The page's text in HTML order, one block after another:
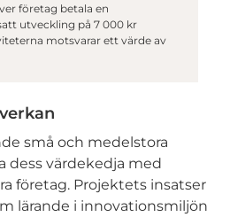
företag betala en
utveckling på 7 000 kr
motsvarar ett värde av
små och medelstora
dess värdekedja med
företag. Projektets insatser
lärande i innovationsmiljön